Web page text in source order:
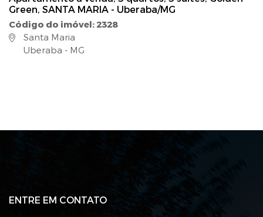
Green, SANTA MARIA - Uberaba/MG
Código do imóvel: 2328
Santa Maria
Uberaba - MG
ENTRE EM CONTATO